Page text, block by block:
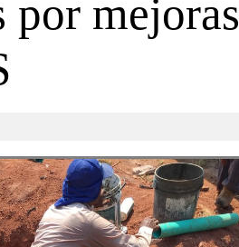
por mejoras